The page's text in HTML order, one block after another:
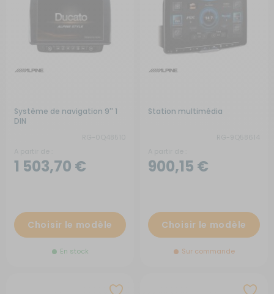
Système de navigation 9'' 1
DIN
1 503,70 €
Choisir le modèle
En stock
Station multimédia
900,15 €
Choisir le modèle
Sur commande